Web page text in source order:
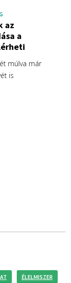
az
a
múlva már
is
ÉLELMISZER